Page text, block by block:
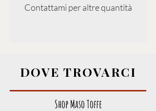
Contattami per altre quantità
DOVE TROVARCI
Shop Maso Toffe